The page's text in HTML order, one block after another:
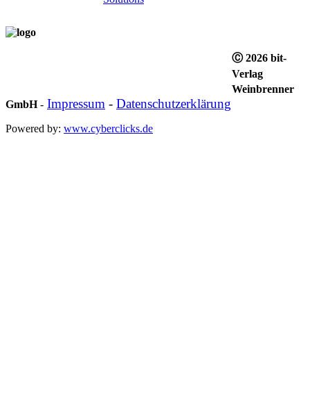
Ⓒ 2026 bit-
Verlag
Weinbrenner
GmbH- Impressum - Datenschutzerklärung
Powered by: www.cyberclicks.de